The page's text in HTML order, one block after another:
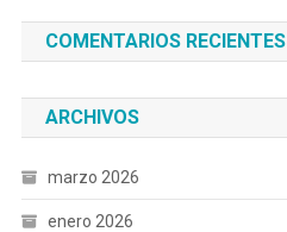
COMENTARIOS RECIENTES
ARCHIVOS
marzo 2026
enero 2026